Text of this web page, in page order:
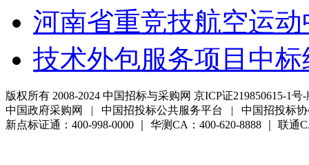
河南省重竞技航空运
技术外包服务项目中
版权所有 2008-2024 中国招标与采购网 京ICP证219850615-1号
中国政府采购网 | 中国招投标公共服务平台 | 中国招投标
新点标证通：400-998-0000 ｜ 华测CA：400-620-8888 ｜ 联通